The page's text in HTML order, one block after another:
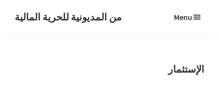
من المديونية للحرية المالية Menu
الإستثمار